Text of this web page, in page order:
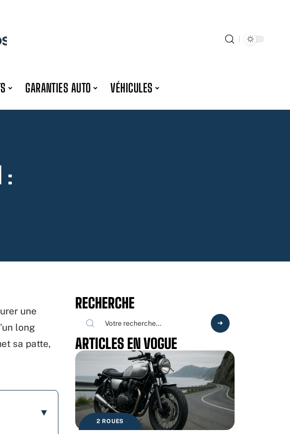
GARANTIES AUTO VÉHICULES
:
une
long
sa patte,
RECHERCHE
ARTICLES EN VOGUE
2 ROUES